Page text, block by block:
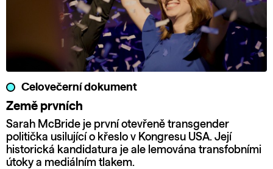
Celovečerní dokument
Země prvních
Sarah McBride je první otevřeně transgender
politička usilující o křeslo v Kongresu USA. Její
historická kandidatura je ale lemována transfobními
útoky a mediálním tlakem.